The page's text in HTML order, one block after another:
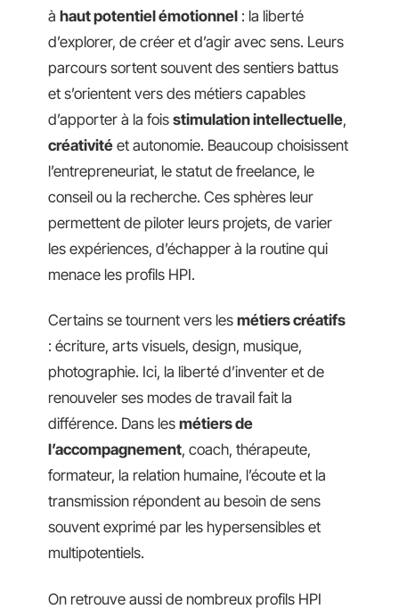
à haut potentiel émotionnel : la liberté
d’explorer, de créer et d’agir avec sens. Leurs
parcours sortent souvent des sentiers battus
et s’orientent vers des métiers capables
d’apporter à la fois stimulation intellectuelle,
créativité et autonomie. Beaucoup choisissent
l’entrepreneuriat, le statut de freelance, le
conseil ou la recherche. Ces sphères leur
permettent de piloter leurs projets, de varier
les expériences, d’échapper à la routine qui
menace les profils HPI.
Certains se tournent vers les métiers créatifs
: écriture, arts visuels, design, musique,
photographie. Ici, la liberté d’inventer et de
renouveler ses modes de travail fait la
différence. Dans les métiers de
l’accompagnement, coach, thérapeute,
formateur, la relation humaine, l’écoute et la
transmission répondent au besoin de sens
souvent exprimé par les hypersensibles et
multipotentiels.
On retrouve aussi de nombreux profils HPI